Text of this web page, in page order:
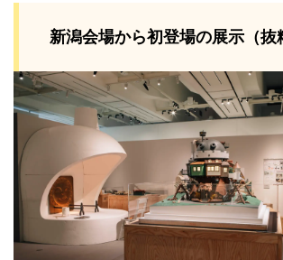
新潟会場から初登場の展示（抜